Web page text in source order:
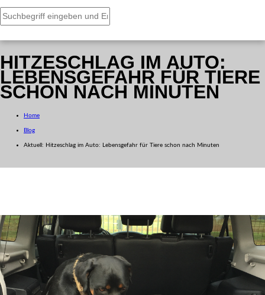
HITZESCHLAG IM AUTO:
LEBENSGEFAHR FÜR TIERE
SCHON NACH MINUTEN
Home
Blog
Aktuell: Hitzeschlag im Auto: Lebensgefahr für Tiere schon nach Minuten